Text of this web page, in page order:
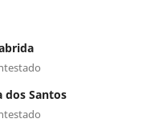
dos Santos